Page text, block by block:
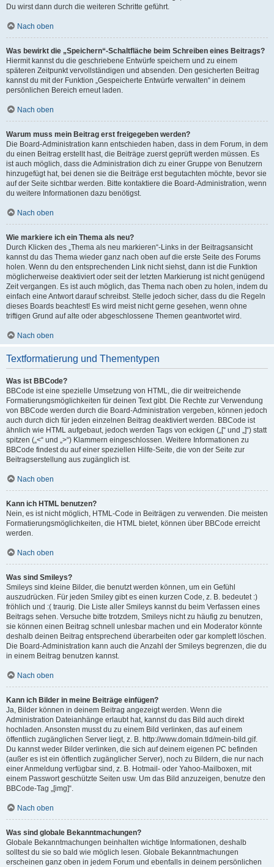
Du wirst dann durch die weiteren Schritte geführt.
Nach oben
Was bewirkt die „Speichern“-Schaltfläche beim Schreiben eines Beitrags?
Hiermit kannst du die geschriebene Entwürfe speichern und zu einem
späteren Zeitpunkt vervollständigen und absenden. Den gesicherten Beitrag
kannst du mit der Funktion „Gespeicherte Entwürfe verwalten“ in deinem
persönlichen Bereich erneut laden.
Nach oben
Warum muss mein Beitrag erst freigegeben werden?
Die Board-Administration kann entschieden haben, dass in dem Forum, in dem
du einen Beitrag erstellt hast, die Beiträge zuerst geprüft werden müssen. Es
ist auch möglich, dass die Administration dich zu einer Gruppe von Benutzern
hinzugefügt hat, bei denen sie die Beiträge erst begutachten möchte, bevor sie
auf der Seite sichtbar werden. Bitte kontaktiere die Board-Administration, wenn
du weitere Informationen dazu benötigst.
Nach oben
Wie markiere ich ein Thema als neu?
Durch Klicken des „Thema als neu markieren“-Links in der Beitragsansicht
kannst du das Thema wieder ganz nach oben auf die erste Seite des Forums
holen. Wenn du den entsprechenden Link nicht siehst, dann ist die Funktion
möglicherweise deaktiviert oder seit der letzten Markierung ist nicht genügend
Zeit vergangen. Es ist auch möglich, das Thema nach oben zu holen, indem du
einfach eine Antwort darauf schreibst. Stelle jedoch sicher, dass du die Regeln
dieses Boards beachtest! Es wird meist nicht gerne gesehen, wenn ohne
triftigen Grund auf alte oder abgeschlossene Themen geantwortet wird.
Nach oben
Textformatierung und Thementypen
Was ist BBCode?
BBCode ist eine spezielle Umsetzung von HTML, die dir weitreichende
Formatierungsmöglichkeiten für deinen Text gibt. Die Rechte zur Verwendung
von BBCode werden durch die Board-Administration vergeben, können jedoch
auch durch dich für jeden einzelnen Beitrag deaktiviert werden. BBCode ist
ähnlich wie HTML aufgebaut, jedoch werden Tags von eckigen („[“ und „]“) statt
spitzen („<“ und „>“) Klammern eingeschlossen. Weitere Informationen zu
BBCode findest du auf einer speziellen Hilfe-Seite, die von der Seite zur
Beitragserstellung aus zugänglich ist.
Nach oben
Kann ich HTML benutzen?
Nein, es ist nicht möglich, HTML-Code in Beiträgen zu verwenden. Die meisten
Formatierungsmöglichkeiten, die HTML bietet, können über BBCode erreicht
werden.
Nach oben
Was sind Smileys?
Smileys sind kleine Bilder, die benutzt werden können, um ein Gefühl
auszudrücken. Für jeden Smiley gibt es einen kurzen Code, z. B. bedeutet :)
fröhlich und :( traurig. Die Liste aller Smileys kannst du beim Verfassen eines
Beitrags sehen. Versuche bitte trotzdem, Smileys nicht zu häufig zu benutzen,
sie können einen Beitrag schnell unlesbar machen und ein Moderator könnte
deshalb deinen Beitrag entsprechend überarbeiten oder gar komplett löschen.
Die Board-Administration kann auch die Anzahl der Smileys begrenzen, die du
in einem Beitrag benutzen kannst.
Nach oben
Kann ich Bilder in meine Beiträge einfügen?
Ja, Bilder können in deinem Beitrag angezeigt werden. Wenn die
Administration Dateianhänge erlaubt hat, kannst du das Bild auch direkt
hochladen. Ansonsten musst du zu einem Bild verlinken, das auf einem
öffentlich zugänglichen Server liegt, z. B. http://www.domain.tld/mein-bild.gif.
Du kannst weder Bilder verlinken, die sich auf deinem eigenen PC befinden
(außer es ist ein öffentlich zugänglicher Server), noch zu Bildern, die nur nach
einer Anmeldung verfügbar sind, z. B. Hotmail- oder Yahoo-Mailboxen, mit
einem Passwort geschützte Seiten usw. Um das Bild anzuzeigen, benutze den
BBCode-Tag „[img]“.
Nach oben
Was sind globale Bekanntmachungen?
Globale Bekanntmachungen beinhalten wichtige Informationen, deshalb
solltest du sie so bald wie möglich lesen. Globale Bekanntmachungen
erscheinen ganz oben in jedem Forum und ebenfalls in deinem persönlichen